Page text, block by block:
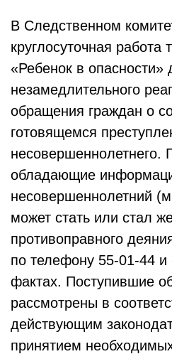
В Следственном
круглосуточная
«Ребенок в опасности»
незамедлительного
обращения граждан о
готовящемся
несовершеннолетнего.
обладающие
несовершеннолетний
может стать или стал
противоправного
по телефону 55-01-44 и
фактах. Поступившие
рассмотрены в
действующим
принятием